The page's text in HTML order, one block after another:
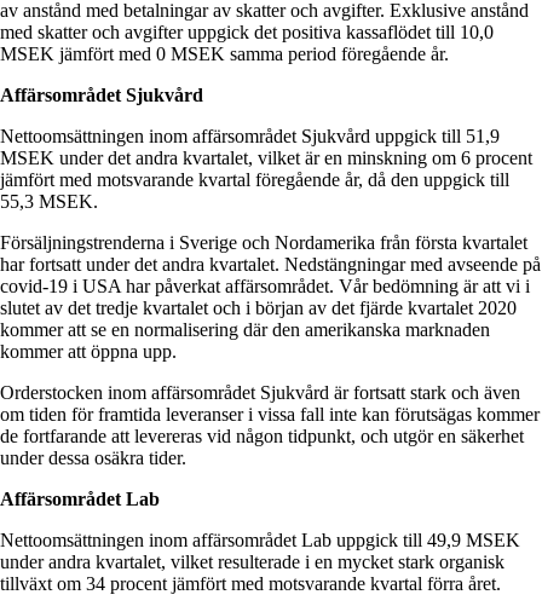
av anstånd med betalningar av skatter och avgifter. Exklusive anstånd
med skatter och avgifter uppgick det positiva kassaflödet till 10,0
MSEK jämfört med 0 MSEK samma period föregående år.
Affärsområdet Sjukvård
Nettoomsättningen inom affärsområdet Sjukvård uppgick till 51,9
MSEK under det andra kvartalet, vilket är en minskning om 6 procent
jämfört med motsvarande kvartal föregående år, då den uppgick till
55,3 MSEK.
Försäljningstrenderna i Sverige och Nordamerika från första kvartalet
har fortsatt under det andra kvartalet. Nedstängningar med avseende på
covid-19 i USA har påverkat affärsområdet. Vår bedömning är att vi i
slutet av det tredje kvartalet och i början av det fjärde kvartalet 2020
kommer att se en normalisering där den amerikanska marknaden
kommer att öppna upp.
Orderstocken inom affärsområdet Sjukvård är fortsatt stark och även
om tiden för framtida leveranser i vissa fall inte kan förutsägas kommer
de fortfarande att levereras vid någon tidpunkt, och utgör en säkerhet
under dessa osäkra tider.
Affärsområdet Lab
Nettoomsättningen inom affärsområdet Lab uppgick till 49,9 MSEK
under andra kvartalet, vilket resulterade i en mycket stark organisk
tillväxt om 34 procent jämfört med motsvarande kvartal förra året.